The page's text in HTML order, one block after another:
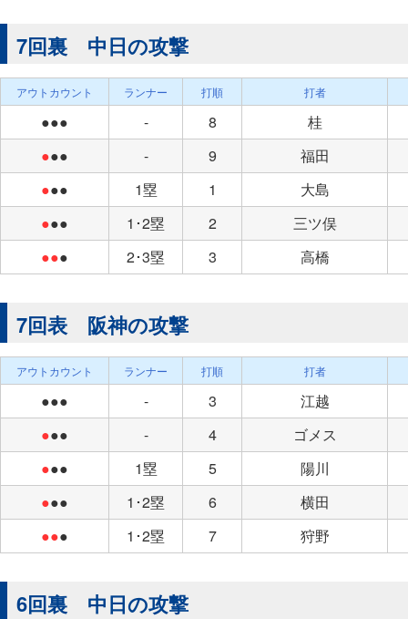
7回裏 中日の攻撃
アウトカウント ランナー 打順 打者
●●● - 8
桂
●●● - 9
福田
●●● 1塁 1
大島
●●● 1･2塁 2
三ツ俣
●●● 2･3塁 3 高橋
7回表 阪神の攻撃
アウトカウント ランナー 打順 打者
●●● - 3
江越
●●● - 4
ゴメス
●●● 1塁 5
陽川
●●● 1･2塁 6
横田
●●● 1･2塁 7 狩野
6回裏 中日の攻撃